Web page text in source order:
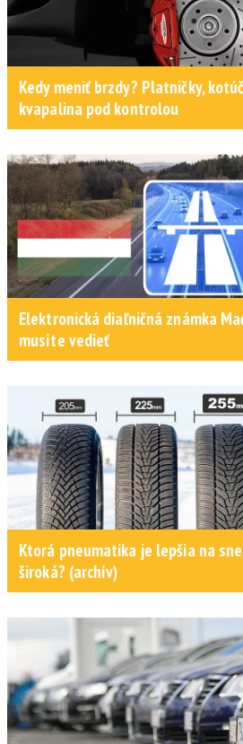
Kedy meniť brzdy? Platničky,
kvapalina pod kontrolou
Elektronická diaľničná známka
musíte vedieť
Ktorá pneumatika je lepšia na
široká? (archív)